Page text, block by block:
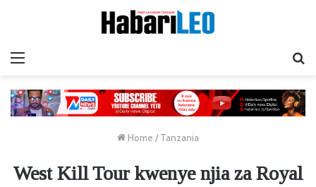
Home / Tanzania
West Kill Tour kwenye njia za Royal